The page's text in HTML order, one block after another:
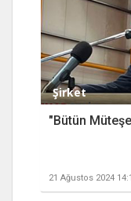
Şirket
"Bütün
21 Ağustos 2024